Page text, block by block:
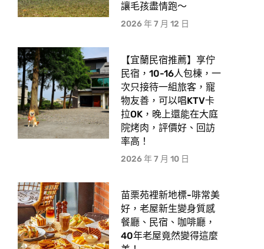
讓毛孩盡情跑〜
2026 年 7 月 12 日
【宜蘭民宿推薦】享佇
民宿，10-16人包棟，一
次只接待一組旅客，寵
物友善，可以唱KTV卡
拉OK，晚上還能在大庭
院烤肉，評價好、回訪
率高！
2026 年 7 月 10 日
苗栗苑裡新地標-啡常美
好，老屋新生變身質感
餐廳、民宿、咖啡廳，
40年老屋竟然變得這麼